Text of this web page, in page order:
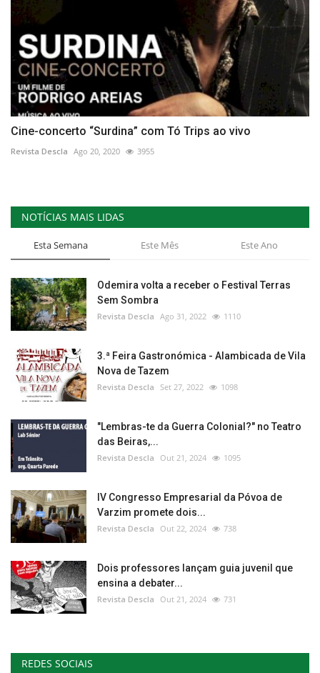
Cine-concerto “Surdina” com Tó Trips ao vivo
Revista Descla Ago 20, 2020 3955
NOTÍCIAS MAIS LIDAS
Esta Semana Este Mês Este Ano
Odemira volta a receber o Festival Terras
Sem Sombra
Revista Descla Ago 31, 2022 1110
3.ª Feira Gastronómica - Alambicada de Vila
Nova de Tazem
Revista Descla Set 27, 2022 1098
"Lembras-te da Guerra Colonial?" no Teatro
das Beiras,...
Revista Descla Out 21, 2024 1095
IV Congresso Empresarial da Póvoa de
Varzim promete dois...
Revista Descla Out 22, 2024 738
Dois professores lançam guia juvenil que
ensina a debater...
Revista Descla Out 21, 2024 731
REDES SOCIAIS